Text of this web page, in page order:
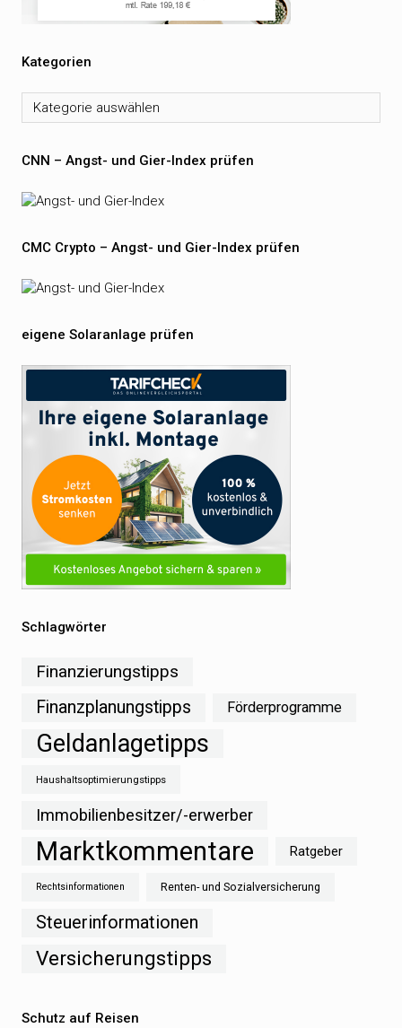
Kategorien
Kategorien
CNN – Angst- und Gier-Index prüfen
CMC Crypto – Angst- und Gier-Index prüfen
eigene Solaranlage prüfen
Schlagwörter
Finanzierungstipps
Finanzplanungstipps
Förderprogramme
Geldanlagetipps
Haushaltsoptimierungstipps
Immobilienbesitzer/-erwerber
Marktkommentare Ratgeber
Rechtsinformationen Renten- und Sozialversicherung
Steuerinformationen
Versicherungstipps
Schutz auf Reisen